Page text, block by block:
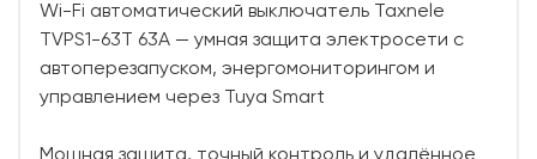
Wi-Fi автоматический выключатель Taxnele
TVPS1-63T 63А — умная защита электросети с
автоперезапуском, энергомониторингом и
управлением через Tuya Smart
Мощная защита, точный контроль и удалённое